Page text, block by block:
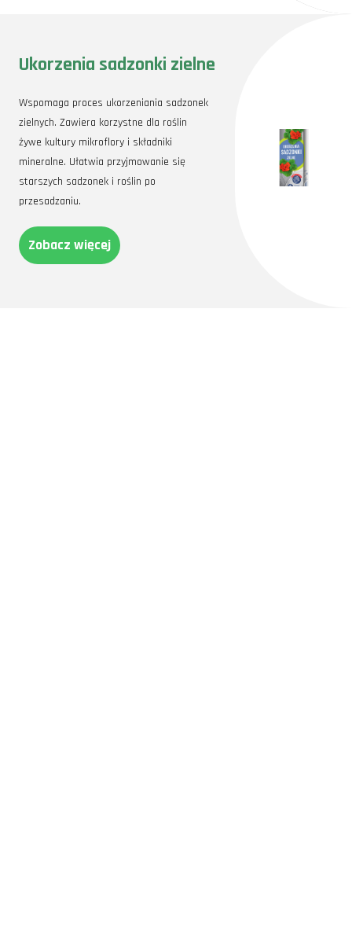
Ukorzenia sadzonki zielne
Wspomaga proces ukorzeniania sadzonek
zielnych. Zawiera korzystne dla roślin
żywe kultury mikroflory i składniki
mineralne. Ułatwia przyjmowanie się
starszych sadzonek i roślin po
przesadzaniu.
Zobacz więcej